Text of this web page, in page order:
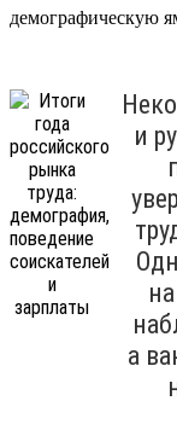
демографическую
и
а